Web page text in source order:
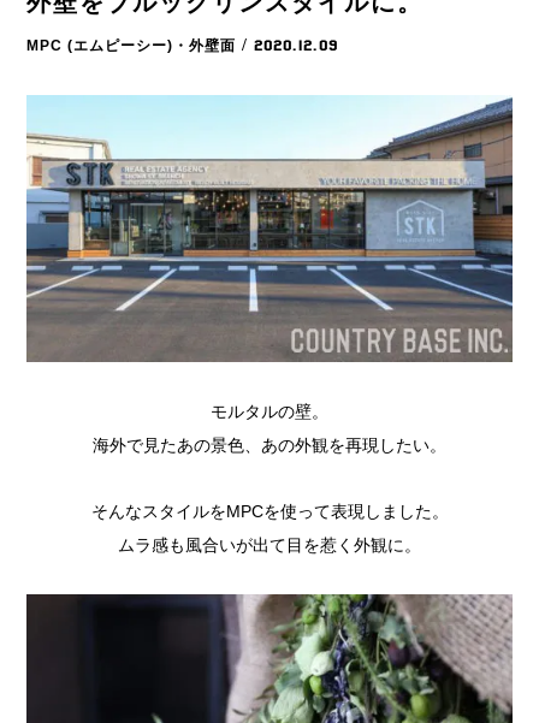
MPC (エムピーシー)・外壁面 / 2020.12.09
モルタルの壁。
海外で見たあの景色、あの外観を再現したい。
そんなスタイルをMPCを使って表現しました。
ムラ感も風合いが出て目を惹く外観に。